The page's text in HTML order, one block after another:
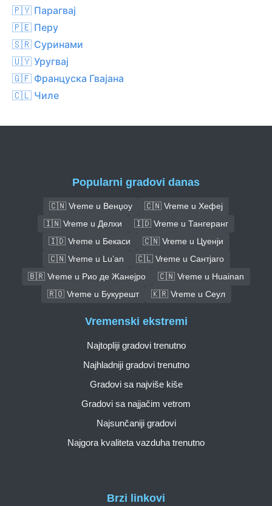
🇵🇾 Парагвај
🇵🇪 Перу
🇸🇷 Суринами
🇺🇾 Уругвај
🇬🇫 Француска Гвајана
🇨🇱 Чиле
Popularni gradovi danas
🇨🇳 Vreme u Венџоу
🇨🇳 Vreme u Хефеј
🇮🇳 Vreme u Делхи
🇮🇩 Vreme u Тангеранг
🇮🇩 Vreme u Бекаси
🇨🇳 Vreme u Цуенји
🇨🇳 Vreme u Lu’an
🇨🇱 Vreme u Сантјаго
🇧🇷 Vreme u Рио де Жанејро
🇨🇳 Vreme u Huainan
🇷🇴 Vreme u Букурешт
🇰🇷 Vreme u Сеул
Brzi linkovi
Vremenski ekstremi
Najtopliji gradovi trenutno
Najhladniji gradovi trenutno
Gradovi sa najviše kiše
Gradovi sa najjačim vetrom
Najsunčaniji gradovi
Najgora kvaliteta vazduha trenutno